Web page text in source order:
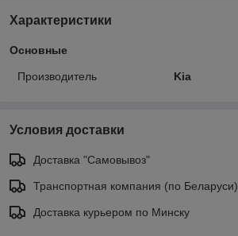
Характеристики
Основные
Производитель Kia
Условия доставки
Доставка "Самовывоз"
Транспортная компания (по Беларуси)
Доставка курьером по Минску